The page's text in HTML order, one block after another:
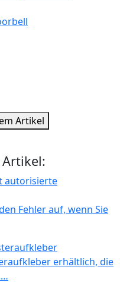
Artikel
autorisierte
Fehler auf, wenn Sie
erhältlich, die